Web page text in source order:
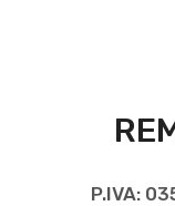
P.IVA: